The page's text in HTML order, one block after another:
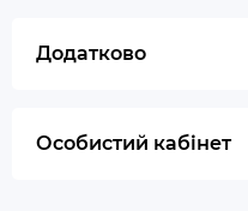
Додатково
Особистий кабінет